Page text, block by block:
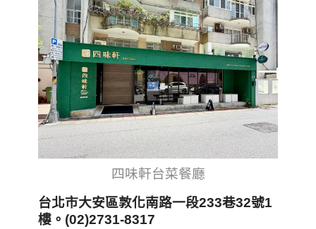
四味軒台菜餐廳
台北市大安區敦化南路一段233巷32號1
樓。(02)2731-8317